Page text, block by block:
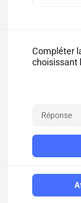
Compléter
choisissant